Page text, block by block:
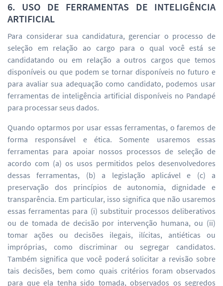
6. USO DE FERRAMENTAS DE INTELIGÊNCIA
ARTIFICIAL
Para considerar sua candidatura, gerenciar o processo de
seleção em relação ao cargo para o qual você está se
candidatando ou em relação a outros cargos que temos
disponíveis ou que podem se tornar disponíveis no futuro e
para avaliar sua adequação como candidato, podemos usar
ferramentas de inteligência artificial disponíveis no Pandapé
para processar seus dados.
Quando optarmos por usar essas ferramentas, o faremos de
forma responsável e ética. Somente usaremos essas
ferramentas para apoiar nossos processos de seleção de
acordo com (a) os usos permitidos pelos desenvolvedores
dessas ferramentas, (b) a legislação aplicável e (c) a
preservação dos princípios de autonomia, dignidade e
transparência. Em particular, isso significa que não usaremos
essas ferramentas para (i) substituir processos deliberativos
ou de tomada de decisão por intervenção humana, ou (ii)
tomar ações ou decisões ilegais, ilícitas, antiéticas ou
impróprias, como discriminar ou segregar candidatos.
Também significa que você poderá solicitar a revisão sobre
tais decisões, bem como quais critérios foram observados
para que ela tenha sido tomada, observados os segredos